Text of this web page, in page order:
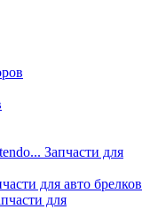
Запчасти для
для авто брелков
для